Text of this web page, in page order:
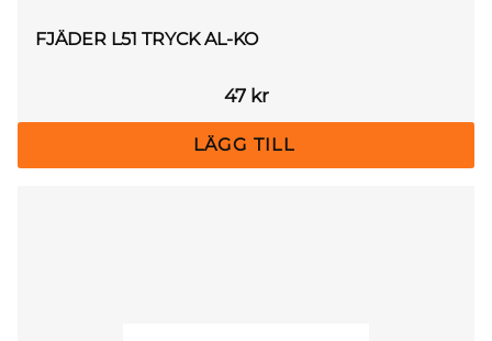
FJÄDER L51 TRYCK AL-KO
47kr